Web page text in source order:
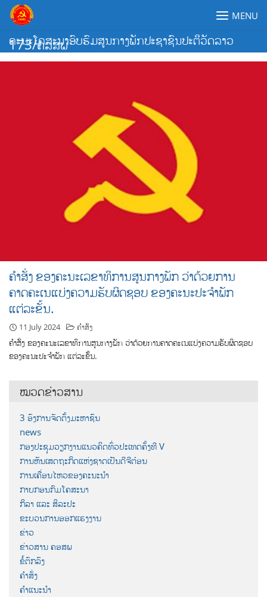
Skip
content
ຄະນະໂຄສະນາອົບຮົມສູນກາງພັກປະຊາຊົນປະຕິວັດລາວ
MENU
173/ຄລສພ
ຄຳສັ່ງ ຂອງຄະນະເລຂາທິການສູນກາງພັກ ວ່າດ້ວຍການ
ຄາດຄະເນແບ່ງຄວາມຮັບຜິດຊອບ ຂອງຄະນະປະຈຳພັກ
ແຕ່ລະຂັ້ນ.
11 July 2024 ຄຳສັ່ງ
ຄຳສັ່ງ ຂອງຄະນະເລຂາທິການສູນກາງພັກ ວ່າດ້ວຍການຄາດຄະເນແບ່ງຄວາມຮັບຜິດຊອບ
ຂອງຄະນະປະຈຳພັກ ແຕ່ລະຂັ້ນ.
ໝວດຂ່າວສານ
3 ອົງການຈັດຕັ້ງມະຫາຊົນ
news
ກອງປະຊຸມວຽກງານແນວຄິດທົ່ວປະເທດຄັ້ງທີ V
ການຫັນເສດຖະກິດແຫ່ງຊາດເປັນດີຈີຕ໋ອນ
ການເຄື່ອນໄຫວຂອງຄະນະນຳ
ກາບກອນກົມໂຄສະນາ
ກິລາ ແລະ ສິລະປະ
ຂະບວນການອອກແຮງງານ
ຂ່າວ
ຂ່າວສານ ຄອສພ
ຂໍ້ຕົກລົງ
ຄຳສັ່ງ
ຄຳແນະນຳ